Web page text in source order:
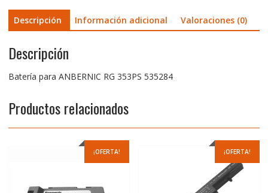
Descripción Información adicional Valoraciones (0)
Descripción
Batería para ANBERNIC RG 353PS 535284
Productos relacionados
¡OFERTA! ¡OFERTA!